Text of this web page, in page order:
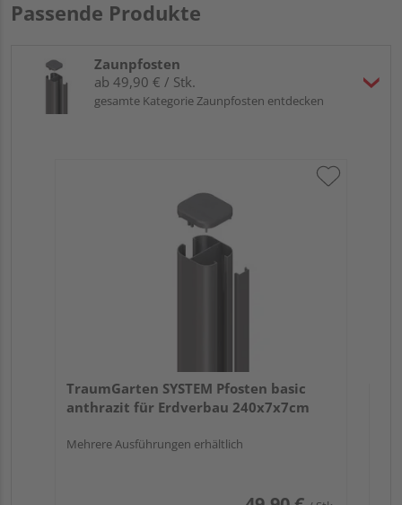
Passende Produkte
Zaunpfosten
ab 49,90 € / Stk.
gesamte Kategorie Zaunpfosten entdecken
TraumGarten SYSTEM Pfosten basic
anthrazit für Erdverbau 240x7x7cm
Mehrere Ausführungen erhältlich